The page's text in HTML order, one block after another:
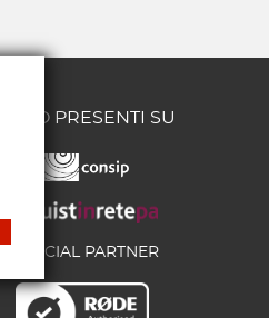
PRESENTI SU
OFFICIAL PARTNER